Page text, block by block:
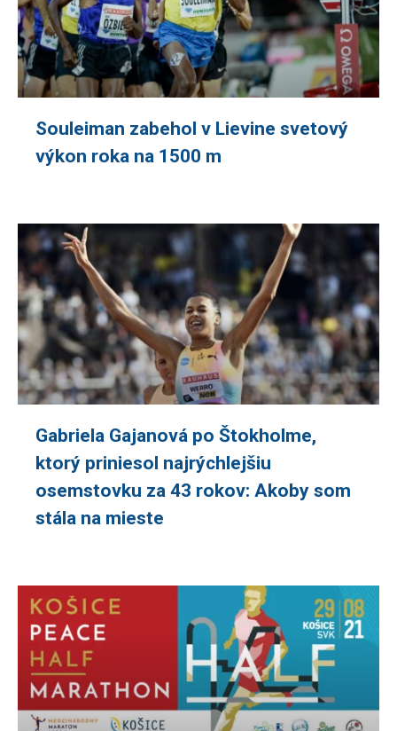
Souleiman zabehol v Lievine svetový
výkon roka na 1500 m
Gabriela Gajanová po Štokholme,
ktorý priniesol najrýchlejšiu
osemstovku za 43 rokov: Akoby som
stála na mieste